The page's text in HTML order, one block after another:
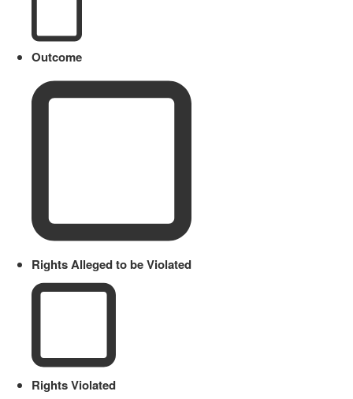
Outcome
Rights Alleged to be Violated
Rights Violated